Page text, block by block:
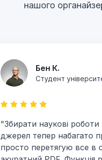
нашого
Бен К.
Студент
"Збирати наукові роботи
джерел тепер набагато
просто перетягую все в